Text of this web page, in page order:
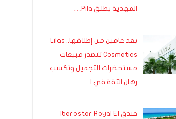
المهدية يطلق Pila…
بعد عامين من إطلاقها.. Lilas
Cosmetics تتصدر مبيعات
مستحضرات التجميل وتكسب
رهان الثقة في ا…
فندق Iberostar Royal El